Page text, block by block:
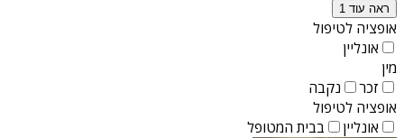
ראה עוד 1
אופציה לטיפול
אונליין
מין
זכר
נקבה
אופציה לטיפול
אונליין
בבית המטופל